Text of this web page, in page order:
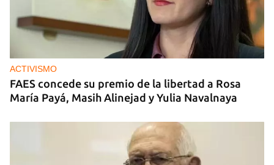
ACTIVISMO
FAES concede su premio de la libertad a Rosa
María Payá, Masih Alinejad y Yulia Navalnaya